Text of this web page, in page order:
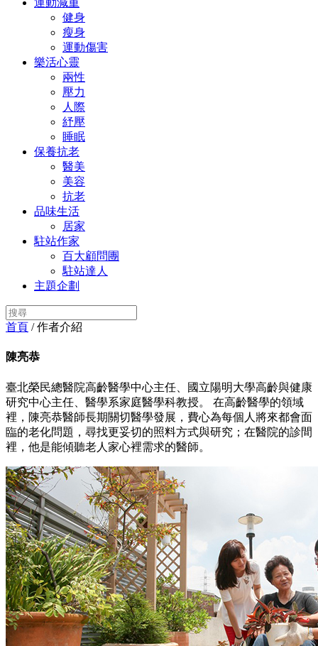
運動減重
健身
瘦身
運動傷害
樂活心靈
兩性
壓力
人際
紓壓
睡眠
保養抗老
醫美
美容
抗老
品味生活
居家
駐站作家
百大顧問團
駐站達人
主題企劃
首頁 / 作者介紹
陳亮恭
臺北榮民總醫院高齡醫學中心主任、國立陽明大學高齡與健康
研究中心主任、醫學系家庭醫學科教授。 在高齡醫學的領域
裡，陳亮恭醫師長期關切醫學發展，費心為每個人將來都會面
臨的老化問題，尋找更妥切的照料方式與研究；在醫院的診間
裡，他是能傾聽老人家心裡需求的醫師。